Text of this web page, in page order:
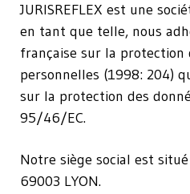
JURISREFLEX est une
en tant que telle, nous
française sur la protection
personnelles (1998: 204)
sur la protection des
95/46/EC.
Notre siège social est
69003 LYON.